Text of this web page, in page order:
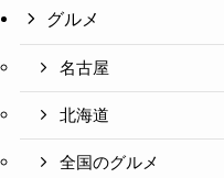
グルメ
名古屋
北海道
全国のグルメ